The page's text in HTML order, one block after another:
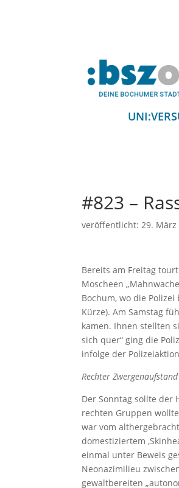
#823 –
veröffentlicht:29. März
Bereits am Freitag
Moscheen
Bochum, wo die
Kürze). Am Samstag
kamen. Ihnen stellten
sich quer“ ging die
infolge der
Rechter Zwergenaufstand
Der Sonntag sollte der
rechten Gruppen
war vom
domestiziertem
einmal unter Beweis
Neonazimilieu
gewaltbereiten